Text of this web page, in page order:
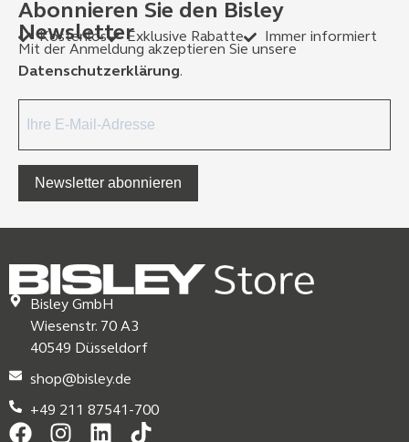
Abonnieren Sie den Bisley
Newsletter
Kostenlos Exklusive Rabatte
Immer informiert
Mit der Anmeldung akzeptieren Sie unsere
Datenschutzerklärung.
Newsletter abonnieren
Bisley GmbH
Wiesenstr. 70 A3
40549 Düsseldorf
shop@bisley.de
+49 211 87541-700